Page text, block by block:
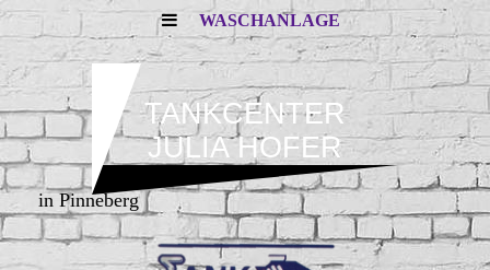
WASCHANLAGE
TANKCENTER
JULIA HOFER
in Pinneberg